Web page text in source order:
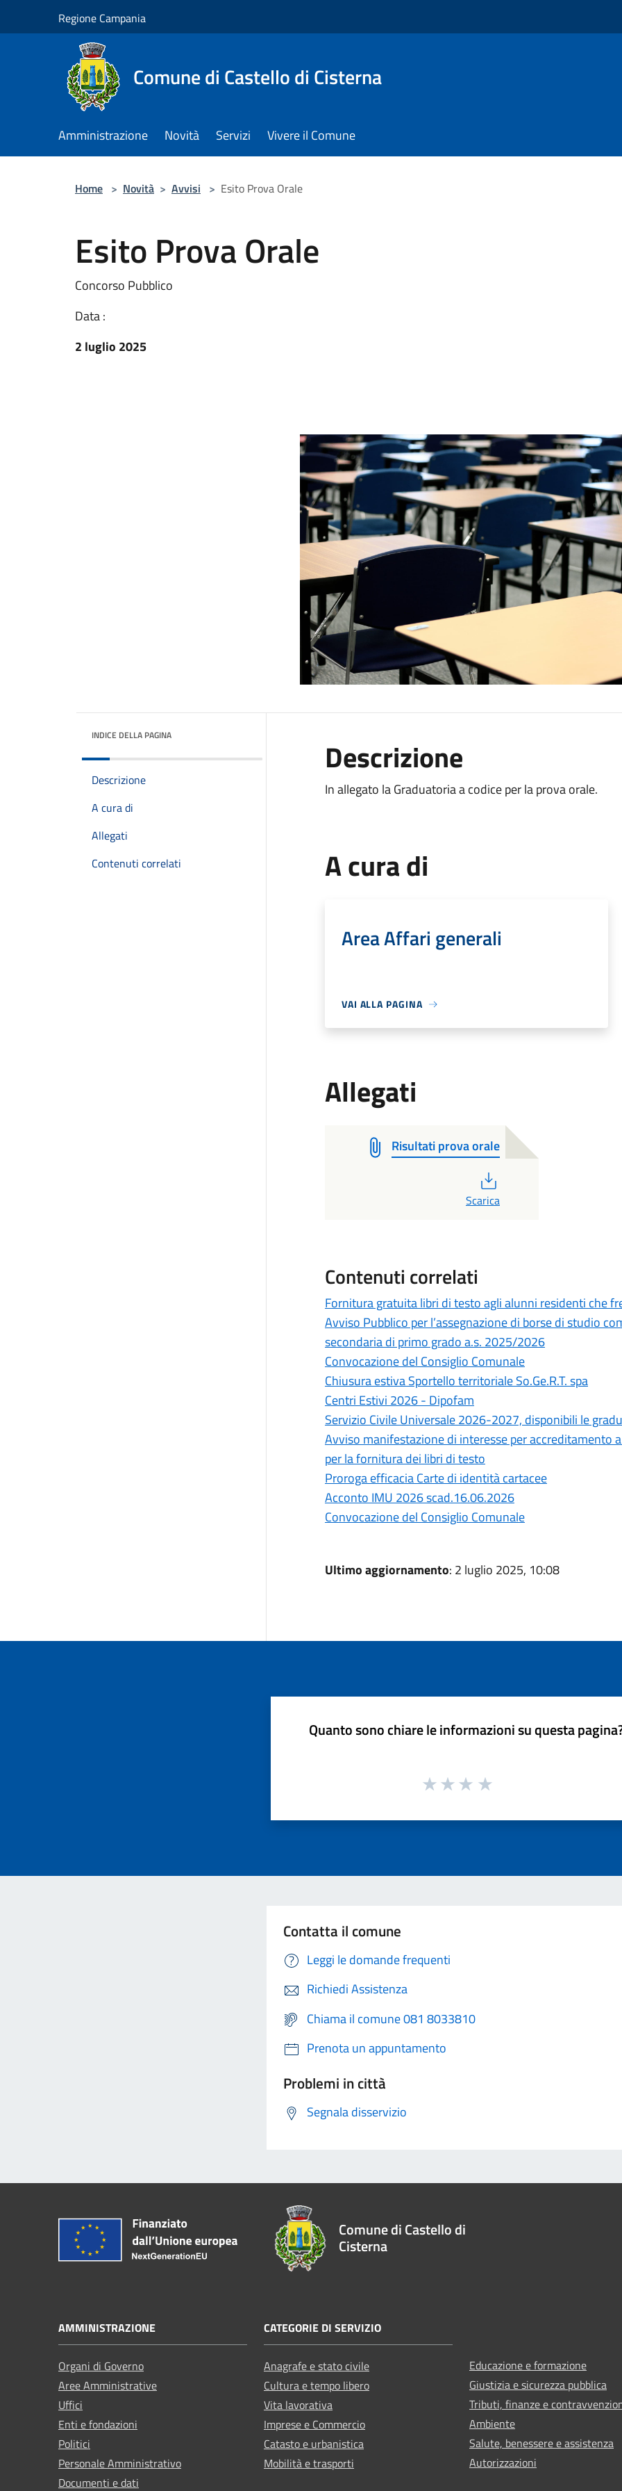
Regione Campania
Comune di Castello di Cisterna
Amministrazione Novità Servizi Vivere il Comune
Home > Novità > Avvisi > Esito Prova Orale
Esito Prova Orale
Concorso Pubblico
Data :
2 luglio 2025
INDICE DELLA PAGINA
Descrizione
A cura di
Allegati
Contenuti correlati
Descrizione
In allegato la Graduatoria a codice per la prova orale.
A cura di
Area Affari generali
VAI ALLA PAGINA
Allegati
Risultati prova orale
Scarica
Contenuti correlati
Fornitura gratuita libri di testo agli alunni residenti che
Avviso Pubblico per l’assegnazione di borse di studio
secondaria di primo grado a.s. 2025/2026
Convocazione del Consiglio Comunale
Chiusura estiva Sportello territoriale So.Ge.R.T. spa
Centri Estivi 2026 - Dipofam
Servizio Civile Universale 2026-2027, disponibili le
Avviso manifestazione di interesse per accreditamento
per la fornitura dei libri di testo
Proroga efficacia Carte di identità cartacee
Acconto IMU 2026 scad.16.06.2026
Convocazione del Consiglio Comunale
Ultimo aggiornamento: 2 luglio 2025, 10:08
Quanto sono chiare le informazioni su questa
Contatta il comune
Leggi le domande frequenti
Richiedi Assistenza
Chiama il comune 081 8033810
Prenota un appuntamento
Problemi in città
Segnala disservizio
Comune di Castello di
Cisterna
AMMINISTRAZIONE
Organi di Governo
Aree Amministrative
Uffici
Enti e fondazioni
Politici
Personale Amministrativo
Documenti e dati
CATEGORIE DI SERVIZIO
Anagrafe e stato civile
Cultura e tempo libero
Vita lavorativa
Imprese e Commercio
Catasto e urbanistica
Mobilità e trasporti
Educazione e formazione
Giustizia e sicurezza pubblica
Tributi, finanze e
Ambiente
Salute, benessere e assistenza
Autorizzazioni